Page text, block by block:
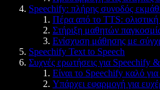
Speechify: πλήρης συνοδός
Πέρα από το TTS:
Στήριξη μαθητών
Ενίσχυση μάθησης με
Speechify Text to Speech
Συχνές ερωτήσεις για Speechify
Είναι το Speechify καλό
Υπάρχει εφαρμογή για